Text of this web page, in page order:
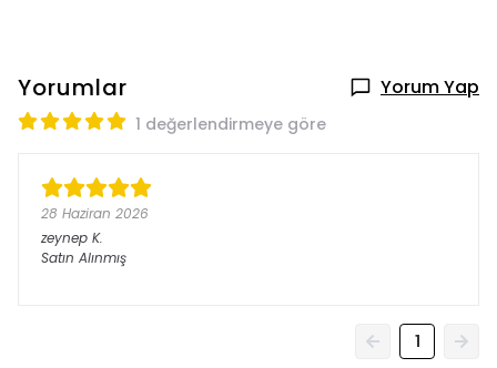
Yorumlar Yorum Yap
1 değerlendirmeye göre
28 Haziran 2026
zeynep K.
Satın Alınmış
1